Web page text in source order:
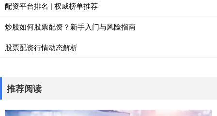
配资平台排名 | 权威榜单推荐
炒股如何股票配资？新手入门与风险指南
股票配资行情动态解析
推荐阅读